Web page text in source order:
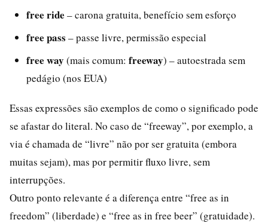
free ride – carona gratuita, benefício sem esforço
free pass – passe livre, permissão especial
free way (mais comum: freeway) – autoestrada sem
pedágio (nos EUA)
Essas expressões são exemplos de como o significado pode
se afastar do literal. No caso de “freeway”, por exemplo, a
via é chamada de “livre” não por ser gratuita (embora
muitas sejam), mas por permitir fluxo livre, sem
interrupções.
Outro ponto relevante é a diferença entre “free as in
freedom” (liberdade) e “free as in free beer” (gratuidade).